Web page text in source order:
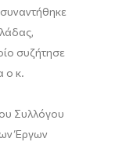
συζήτησε
ο κ.
Συλλόγου
Έργων